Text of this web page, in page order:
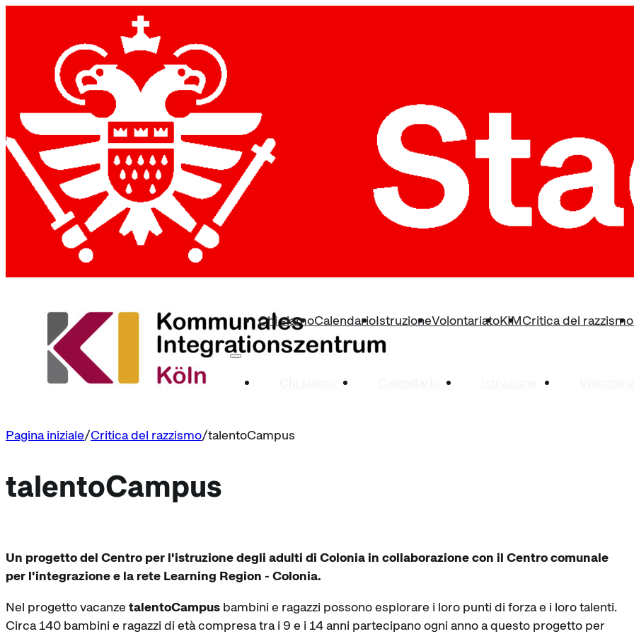
Chi siamoCalendarioIstruzioneVolontariatoKIMCritica del razzismo
Pagina iniziale Critica del razzismo talentoCampus
talentoCampus
Un progetto del Centro per l'istruzione degli adulti di Colonia in collaborazione con il Centro comunale
per l'integrazione e la rete Learning Region - Colonia.
Nel progetto vacanze talentoCampus bambini e ragazzi possono esplorare i loro punti di forza e i loro talenti.
Circa 140 bambini e ragazzi di età compresa tra i 9 e i 14 anni partecipano ogni anno a questo progetto per